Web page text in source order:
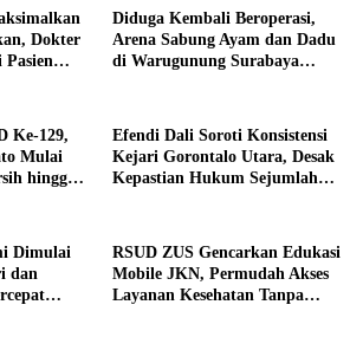
Dokter
Pasien
Diduga Kembali Beroperasi,
Arena Sabung Ayam dan Dadu
di Warugunung Surabaya
Ke-129,
Mulai
hingga
Efendi Dali Soroti Konsistensi
Kejari Gorontalo Utara, Desak
Kepastian Hukum Sejumlah
Dimulai
dan
RSUD ZUS Gencarkan Edukasi
Mobile JKN, Permudah Akses
Layanan Kesehatan Tanpa